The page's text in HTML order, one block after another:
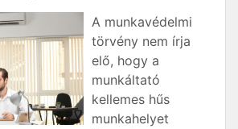
A munkavédelmi
törvény nem írja
elő, hogy a
munkáltató
kellemes hűs
munkahelyet